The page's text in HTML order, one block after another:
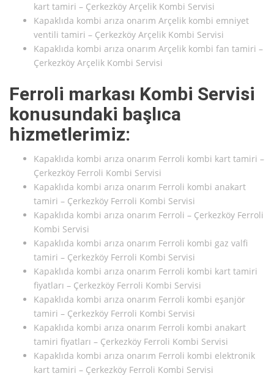
kart tamiri – Çerkezköy Arçelik Kombi Servisi
Kapaklıda kombi arıza onarım Arçelik kombi emniyet
ventili tamiri – Çerkezköy Arçelik Kombi Servisi
Kapaklıda kombi arıza onarım Arçelik kombi fan tamiri –
Çerkezköy Arçelik Kombi Servisi
Ferroli markası Kombi Servisi
konusundaki başlıca
hizmetlerimiz:
Kapaklıda kombi arıza onarım Ferroli kombi kart tamiri –
Çerkezköy Ferroli Kombi Servisi
Kapaklıda kombi arıza onarım Ferroli kombi anakart
tamiri – Çerkezköy Ferroli Kombi Servisi
Kapaklıda kombi arıza onarım Ferroli – Çerkezköy Ferroli
Kombi Servisi
Kapaklıda kombi arıza onarım Ferroli kombi gaz valfi
tamiri – Çerkezköy Ferroli Kombi Servisi
Kapaklıda kombi arıza onarım Ferroli kombi kart tamiri
fiyatları – Çerkezköy Ferroli Kombi Servisi
Kapaklıda kombi arıza onarım Ferroli kombi eşanjör
tamiri – Çerkezköy Ferroli Kombi Servisi
Kapaklıda kombi arıza onarım Ferroli kombi anakart
tamiri fiyatları – Çerkezköy Ferroli Kombi Servisi
Kapaklıda kombi arıza onarım Ferroli kombi elektronik
kart tamiri – Çerkezköy Ferroli Kombi Servisi